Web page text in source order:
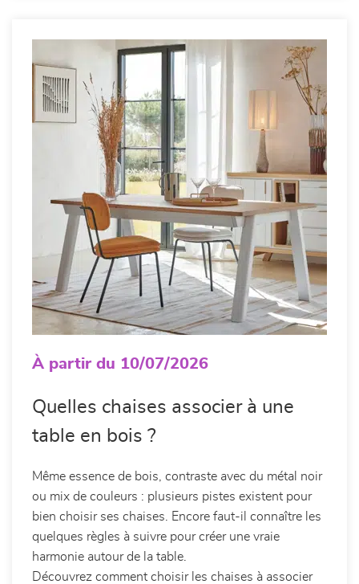
À partir du 10/07/2026
Quelles chaises associer à une
table en bois ?
Même essence de bois, contraste avec du métal noir
ou mix de couleurs : plusieurs pistes existent pour
bien choisir ses chaises. Encore faut-il connaître les
quelques règles à suivre pour créer une vraie
harmonie autour de la table.
Découvrez comment choisir les chaises à associer